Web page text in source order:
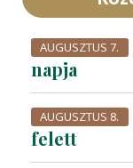
AUGUSZTUS 7.
napja
AUGUSZTUS 8.
felett